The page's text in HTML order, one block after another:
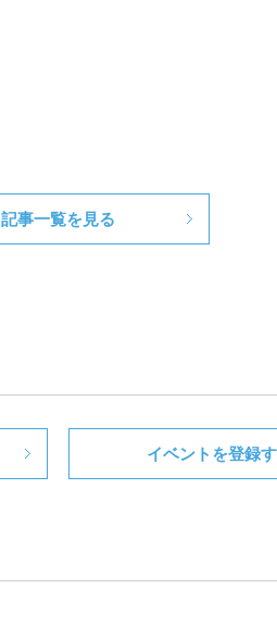
記事一覧を見る
イベントを登録